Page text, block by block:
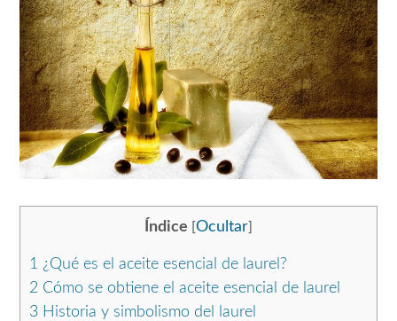
Índice Ocultar
1 ¿Qué es el aceite esencial de laurel?
2 Cómo se obtiene el aceite esencial de laurel
3 Historia y simbolismo del laurel